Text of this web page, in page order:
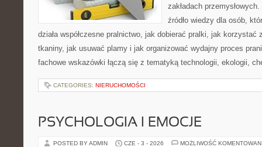
zakładach
źródło wiedzy dla osób,
działa współczesne pralnictwo, jak dobierać pralki, jak korzystać
tkaniny, jak usuwać plamy i jak organizować wydajny proces
fachowe wskazówki łączą się z tematyką technologii, ekologii,
CATEGORIES: NIERUCHOMOŚCI
PSYCHOLOGIA I EMOCJE
POSTED BY ADMIN CZE - 3 - 2026 MOŻLIWOŚĆ